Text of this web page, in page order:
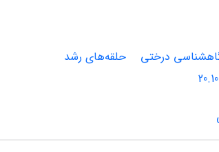
درختی
حلقه‌های رشد